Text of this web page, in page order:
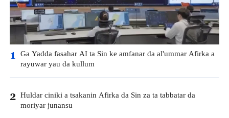
1 Ga Yadda fasahar AI ta Sin ke amfanar da al'ummar Afirka a
rayuwar yau da kullum
2 Huldar ciniki a tsakanin Afirka da Sin za ta tabbatar da
moriyar junansu